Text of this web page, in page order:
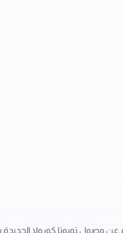
اليوم عن وصول تويوتا